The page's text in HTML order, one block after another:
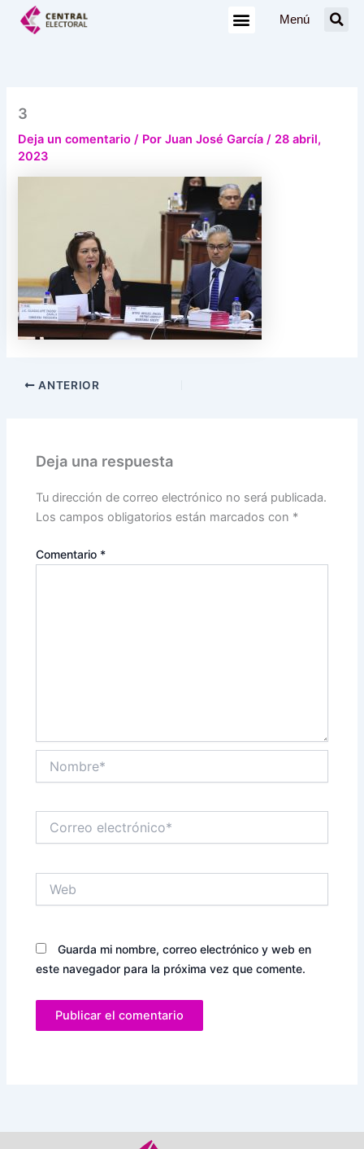
Menú
3
Deja un comentario / PorJuan José García/ 28 abril,
2023
ANTERIOR
Deja una respuesta
Tu dirección de correo electrónico no será publicada.
Los campos obligatorios están marcados con *
Comentario *
electrónico*
Guarda mi nombre, correo electrónico y web en
este navegador para la próxima vez que comente.